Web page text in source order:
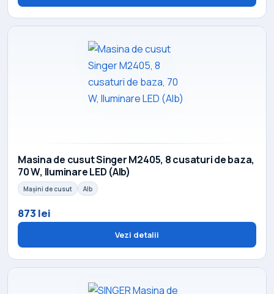
Masina de cusut Singer M2405, 8 cusaturi de baza,
70 W, Iluminare LED (Alb)
Mașini de cusut Alb
873 lei
Vezi detalii